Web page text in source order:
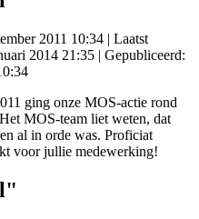
2011 10:34 | Laatst
2014 21:35 | Gepubliceerd:
ging onze MOS-actie rond
MOS-team liet weten, dat
al in orde was. Proficiat
voor jullie medewerking!